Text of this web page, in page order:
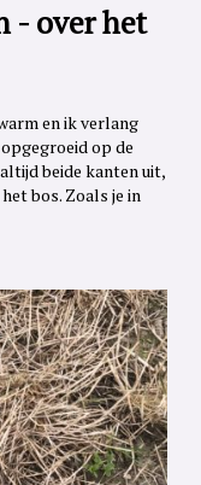
- over het
en ik verlang
op de
beide kanten uit,
bos. Zoals je in